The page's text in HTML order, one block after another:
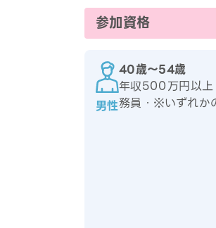
参加資格
男性
40歳〜54歳
年収500万円以上
務員・※いずれか